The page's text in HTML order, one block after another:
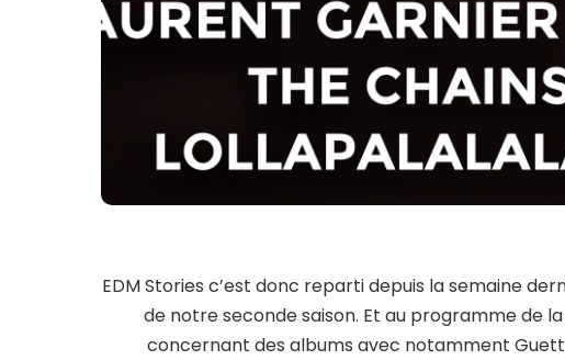
EDM Stories c’est donc reparti depuis la semaine
de notre seconde saison. Et au programme de
concernant des albums avec notamment